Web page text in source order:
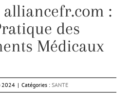
:
des
Médicaux
2024 | Catégories : SANTE